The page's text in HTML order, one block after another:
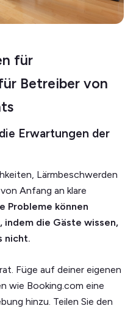
für
Betreiber von
Erwartungen der
Lärmbeschwerden
Anfang an klare
Probleme können
die Gäste wissen,
nicht.
Füge auf deiner eigenen
wie Booking.com eine
hinzu. Teilen Sie den